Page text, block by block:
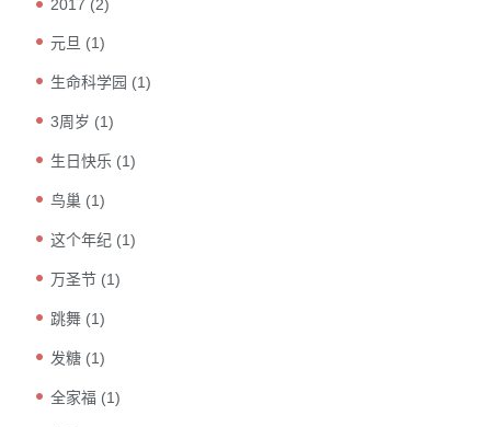
2017 (2)
元旦 (1)
生命科学园 (1)
3周岁 (1)
生日快乐 (1)
鸟巢 (1)
这个年纪 (1)
万圣节 (1)
跳舞 (1)
发糖 (1)
全家福 (1)